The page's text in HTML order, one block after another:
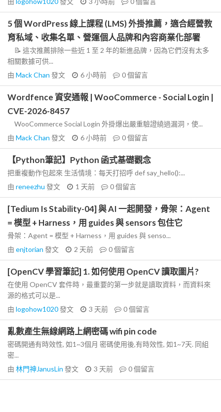
5 個 WordPress 線上課程 (LMS) 外掛推薦，適合經營教
育私域、收集名單、營運個人品牌和內容商業化部署
📝 這次推薦排除一些近 1 至 2 年的新進品牌，因為它們沒有太多
相關數據可供...
由 Mack Chan 發文 6 小時前 0個留言
Wordfence 資安通報 | WooCommerce - Social Login |
CVE-2026-8457
WooCommerce Social Login 外掛爆出嚴重驗證繞過漏洞，使...
由 Mack Chan 發文 6 小時前 0個留言
【Python筆記】Python 函式基礎觀念
把重複動作包起來 生活情境：每天打招呼 def say_hello():...
由 reneezhu 發文 1 天前 0個留言
[Tedium Is Stability-04] 與 AI 一起開發，骨架：Agent
= 模型 + Harness，用 guides 與 sensors 包住它
骨架：Agent = 模型 + Harness，用 guides 與 senso...
由 enjtorian 發文 2 天前 0個留言
[OpenCV 學習筆記] 1. 如何使用 OpenCV 讀取圖片?
在使用 OpenCV 套件時，最重要的第一步就是讀取資料，而資料來
源的格式可以是...
由 logohow1020發文 3 天前 0個留言
亂數產生無線網路上網密碼 wifi pin code
密碼開通有時效性, 如1~3個月 密碼使用後,有時效性, 如1~7天. 同組
密...
由 林門神JanusLin 發文 3 天前 0個留言